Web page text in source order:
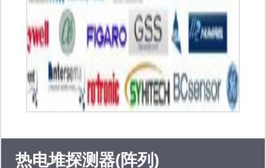
安防、有线无线通信、军事和航空、媒
体播放器、视频处理等领域。
热电堆探测器(阵列)